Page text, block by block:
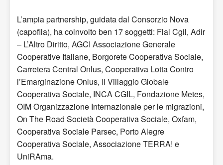
L’ampia partnership, guidata dal Consorzio Nova
(capofila), ha coinvolto ben 17 soggetti: Flai Cgil, Adir
– L’Altro Diritto, AGCI Associazione Generale
Cooperative Italiane, Borgorete Cooperativa Sociale,
Carretera Central Onlus, Cooperativa Lotta Contro
l’Emarginazione Onlus, Il Villaggio Globale
Cooperativa Sociale, INCA CGIL, Fondazione Metes,
OIM Organizzazione Internazionale per le migrazioni,
On The Road Società Cooperativa Sociale, Oxfam,
Cooperativa Sociale Parsec, Porto Alegre
Cooperativa Sociale, Associazione TERRA! e
UniRAma.